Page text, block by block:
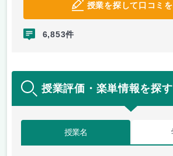
授業を探して口コミを
6,853件
授業評価・楽単情報を探す
授業名